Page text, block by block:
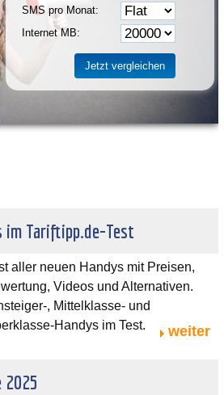
SMS pro Monat:
Internet MB:
im Tariftipp.de-Test
aller neuen Handys mit Preisen,
Videos und Alternativen.
, Mittelklasse- und
Handys im Test.
weiter
2025